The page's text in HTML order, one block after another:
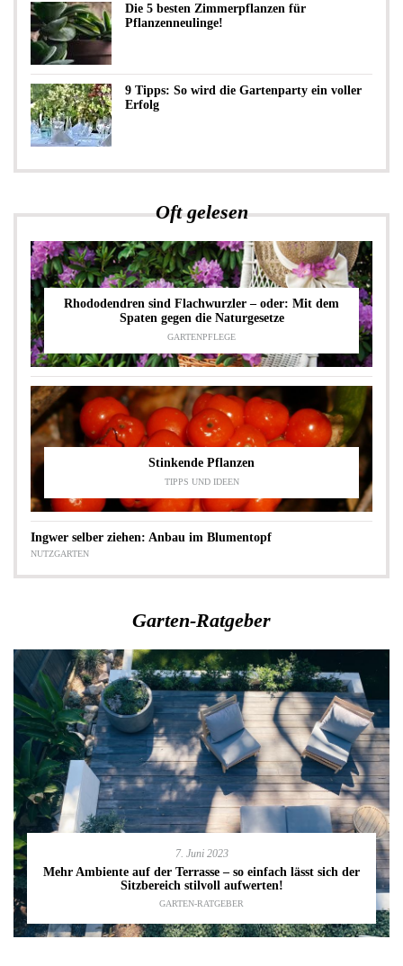
Die 5 besten Zimmerpflanzen für
Pflanzenneulinge!
9 Tipps: So wird die Gartenparty ein voller
Erfolg
Oft gelesen
Rhododendren sind Flachwurzler – oder: Mit dem
Spaten gegen die Naturgesetze
GARTENPFLEGE
Stinkende Pflanzen
TIPPS UND IDEEN
Ingwer selber ziehen: Anbau im Blumentopf
NUTZGARTEN
Garten-Ratgeber
7. Juni 2023
Mehr Ambiente auf der Terrasse – so einfach lässt sich der
Sitzbereich stilvoll aufwerten!
GARTEN-RATGEBER